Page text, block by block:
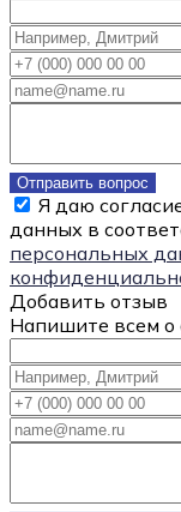
Отправить вопрос
Я даю
данных в
персональных
Добавить отзыв
Напишите всем о